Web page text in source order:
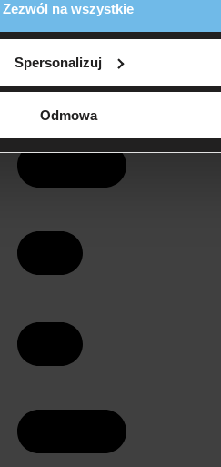
Zezwól na wszystkie
Spersonalizuj
Odmowa